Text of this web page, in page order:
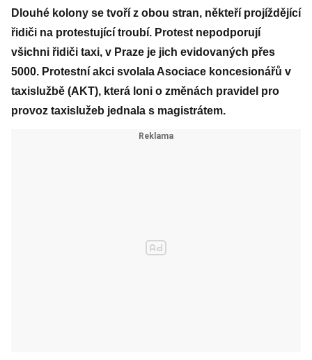
Dlouhé kolony se tvoří z obou stran, někteří projíždějící
řidiči na protestující troubí. Protest nepodporují
všichni řidiči taxi, v Praze je jich evidovaných přes
5000. Protestní akci svolala Asociace koncesionářů v
taxislužbě (AKT), která loni o změnách pravidel pro
provoz taxislužeb jednala s magistrátem.